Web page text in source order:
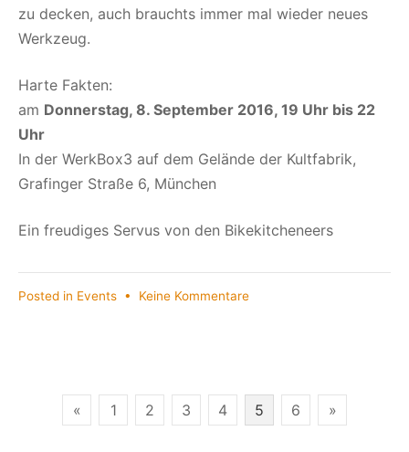
zu decken, auch brauchts immer mal wieder neues
Werkzeug.
Harte Fakten:
am Donnerstag, 8. September 2016, 19 Uhr bis 22
Uhr
In der WerkBox3 auf dem Gelände der Kultfabrik,
Grafinger Straße 6, München
Ein freudiges Servus von den Bikekitcheneers
Posted in Events • Keine Kommentarezu
Seitennummerierung
« 1 2 3 4 5 6 »